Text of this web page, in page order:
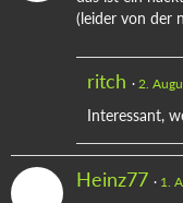
(leider von der
ritch 2.
Interessant,
Heinz77 1.